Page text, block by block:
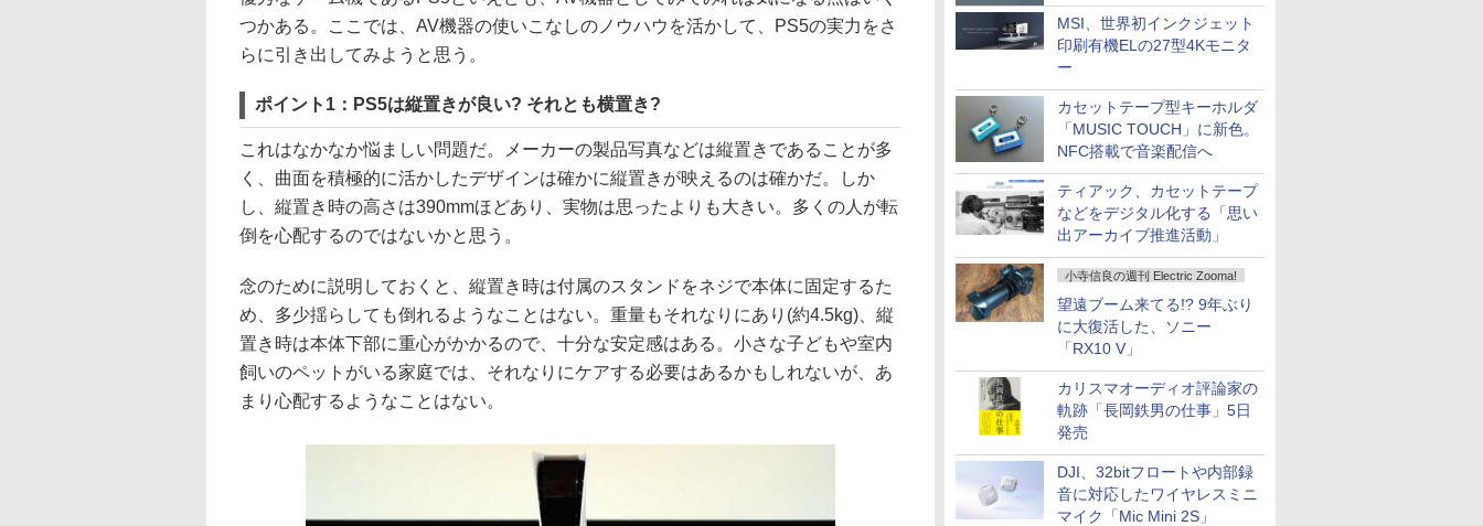
MSI、世界初インクジェット
印刷有機ELの27型4Kモニタ
ー
カセットテープ型キーホルダ
「MUSIC TOUCH」に新色。
NFC搭載で音楽配信へ
ティアック、カセットテープ
などをデジタル化する「思い
出アーカイブ推進活動」
小寺信良の週刊 Electric Zooma!
望遠ブーム来てる!? 9年ぶり
に大復活した、ソニー
「RX10 V」
カリスマオーディオ評論家の
軌跡「長岡鉄男の仕事」5日
発売
DJI、32bitフロートや内部録
音に対応したワイヤレスミニ
マイク「Mic Mini 2S」
つかある。ここでは、AV機器の使いこなしのノウハウを活かして、PS5の実力をさ
らに引き出してみようと思う。
ポイント1：PS5は縦置きが良い? それとも横置き?
これはなかなか悩ましい問題だ。メーカーの製品写真などは縦置きであることが多
く、曲面を積極的に活かしたデザインは確かに縦置きが映えるのは確かだ。しか
し、縦置き時の高さは390mmほどあり、実物は思ったよりも大きい。多くの人が転
倒を心配するのではないかと思う。
念のために説明しておくと、縦置き時は付属のスタンドをネジで本体に固定するた
め、多少揺らしても倒れるようなことはない。重量もそれなりにあり(約4.5kg)、縦
置き時は本体下部に重心がかかるので、十分な安定感はある。小さな子どもや室内
飼いのペットがいる家庭では、それなりにケアする必要はあるかもしれないが、あ
まり心配するようなことはない。